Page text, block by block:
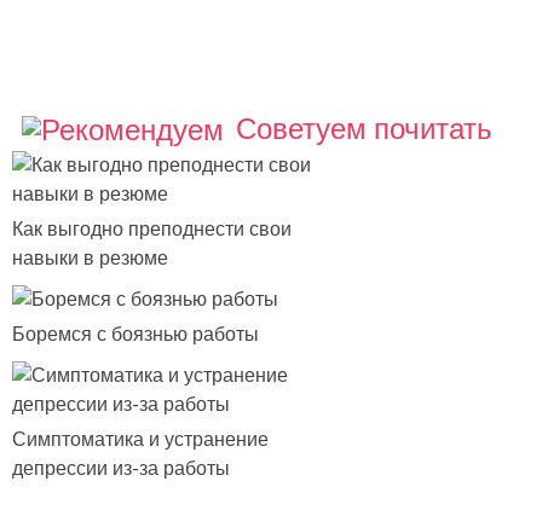
Советуем почитать
Как выгодно преподнести свои
навыки в резюме
Боремся с боязнью работы
Симптоматика и устранение
депрессии из-за работы